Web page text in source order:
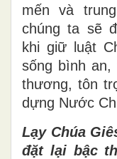
mến và
chúng ta sẽ
khi giữ luật
sống bình an,
thương, tôn
dựng Nước
Lạy Chúa
đặt lại bậc